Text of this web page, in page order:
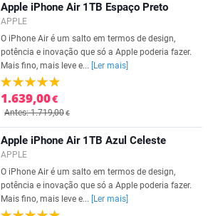
Apple iPhone Air 1TB Espaço Preto
APPLE
O iPhone Air é um salto em termos de design,
potência e inovação que só a Apple poderia fazer.
Mais fino, mais leve e...
[Ler mais]
1.639,00€
Antes: 1.719,00€
Apple iPhone Air 1TB Azul Celeste
APPLE
O iPhone Air é um salto em termos de design,
potência e inovação que só a Apple poderia fazer.
Mais fino, mais leve e...
[Ler mais]